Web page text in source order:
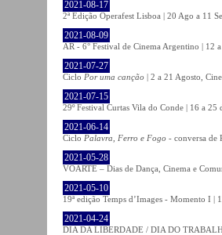
2021-08-17
2ª Edição Operafest Lisboa | 20 Ago a 11
2021-08-09
AR - 6° Festival de Cinema Argentino | 12
2021-07-27
Ciclo Por uma canção | 2 a 21 Agosto,
2021-07-15
29º Festival Curtas Vila do Conde | 16 a
2021-06-14
Ciclo Palavra, Ferro e Fogo - conversa de
2021-05-28
VOARTE – Dias de Dança, Cinema e
2021-05-10
19ª edição Temps d’Images - Momento I |
2021-04-24
DIA DA LIBERDADE / DIA DO